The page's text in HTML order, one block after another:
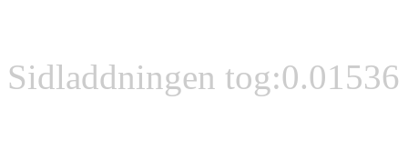
Sidladdningen tog:0.01536